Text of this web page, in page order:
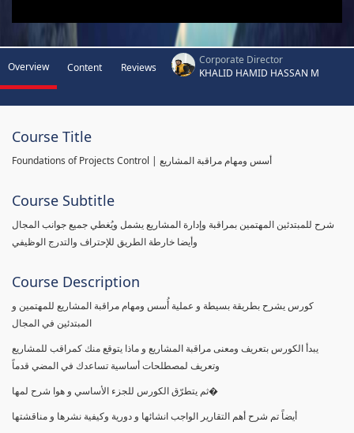
Overview Content Reviews
Corporate Director
KHALID HAMID HASSAN M
Course Title
Foundations of Projects Control | أسس ومهام مراقبة المشاريع
Course Subtitle
شرح للمبتدئين المهتمين بمراقبة وإدارة المشاريع يشمل ويُغطي جميع جوانب المجال
وأيضا خارطة الطريق للإحتراف والتدرج الوظيفي
Course Description
كورس يشرح بطريقة بسيطة و عملية أُسس ومهام مراقبة المشاريع للمهتمين و
المبتدئين في المجال
يبدأ الكورس بتعريف ومعنى مراقبة المشاريع و ماذا يتوقع منك كمراقب للمشاريع
وتعريف لمصطلحات أساسية تساعدك في المضي قدماً
ثم يتطرّق الكورس للجزء الأساسي و هوا شرح لمها�
أيضاً تم شرح أهم التقارير الواجب انشائها و دورية وكيفية نشرها و مناقشتها